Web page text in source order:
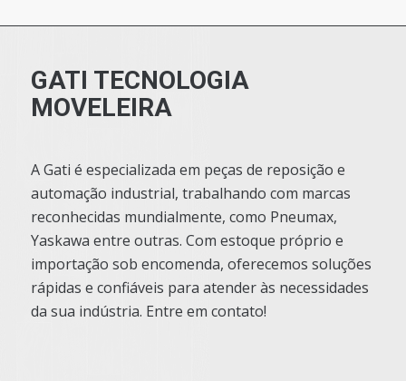
GATI TECNOLOGIA
MOVELEIRA
A Gati é especializada em peças de reposição e
automação industrial, trabalhando com marcas
reconhecidas mundialmente, como Pneumax,
Yaskawa entre outras. Com estoque próprio e
importação sob encomenda, oferecemos soluções
rápidas e confiáveis para atender às necessidades
da sua indústria. Entre em contato!